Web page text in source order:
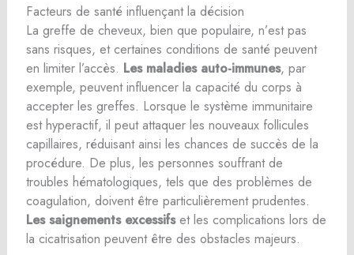
Facteurs de santé influençant la décision
La greffe de cheveux, bien que populaire, n’est pas
sans risques, et certaines conditions de santé peuvent
en limiter l’accès. Les maladies auto-immunes, par
exemple, peuvent influencer la capacité du corps à
accepter les greffes. Lorsque le système immunitaire
est hyperactif, il peut attaquer les nouveaux follicules
capillaires, réduisant ainsi les chances de succès de la
procédure. De plus, les personnes souffrant de
troubles hématologiques, tels que des problèmes de
coagulation, doivent être particulièrement prudentes.
Les saignements excessifset les complications lors de
la cicatrisation peuvent être des obstacles majeurs.